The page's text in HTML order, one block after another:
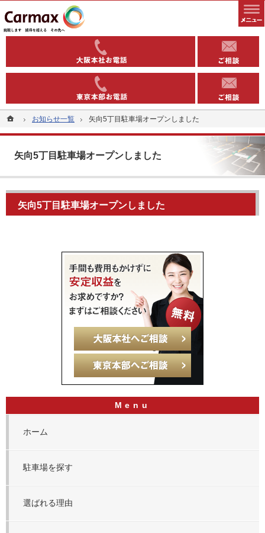
ホームお知らせ一覧 矢向5丁目駐車場オープンしました
矢向5丁目駐車場オープンしました
全国1000以上の実績有り。コインパーキングや駐車場への土地活用なら当社へ。
安定収益を得る土地活用方法（コインパーキング・駐車場）なら東洋カーマックス
矢向5丁目駐車場オープンしました
ホーム
駐車場を探す
選ばれる理由
06-6363-
03-5543-
ホームお知らせ一覧 矢向5丁目駐車場オープンしました